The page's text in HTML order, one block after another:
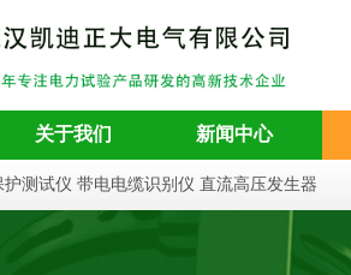
关于我们 新闻中心
护测试仪 带电电缆识别仪 直流高压发生器